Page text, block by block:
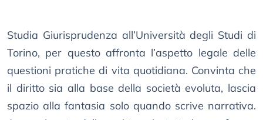
Studia Giurisprudenza all’Università degli Studi di
Torino, per questo affronta l’aspetto legale delle
questioni pratiche di vita quotidiana. Convinta che
il diritto sia alla base della società evoluta, lascia
spazio alla fantasia solo quando scrive narrativa.